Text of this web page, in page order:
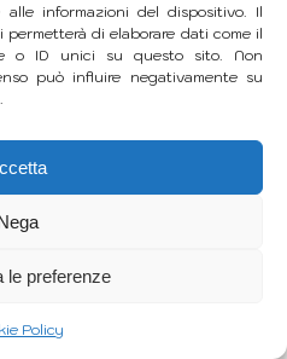
alle informazioni del dispositivo. Il
di elaborare dati come il
o ID unici su questo sito. Non
può influire negativamente su
le preferenze
Policy